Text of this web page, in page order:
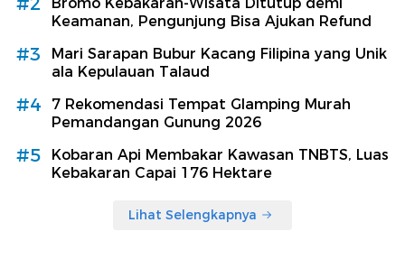
Keamanan, Pengunjung Bisa Ajukan Refund
#3
Mari Sarapan Bubur Kacang Filipina yang Unik
ala Kepulauan Talaud
#4
7 Rekomendasi Tempat Glamping Murah
Pemandangan Gunung 2026
#5
Kobaran Api Membakar Kawasan TNBTS, Luas
Kebakaran Capai 176 Hektare
Lihat Selengkapnya